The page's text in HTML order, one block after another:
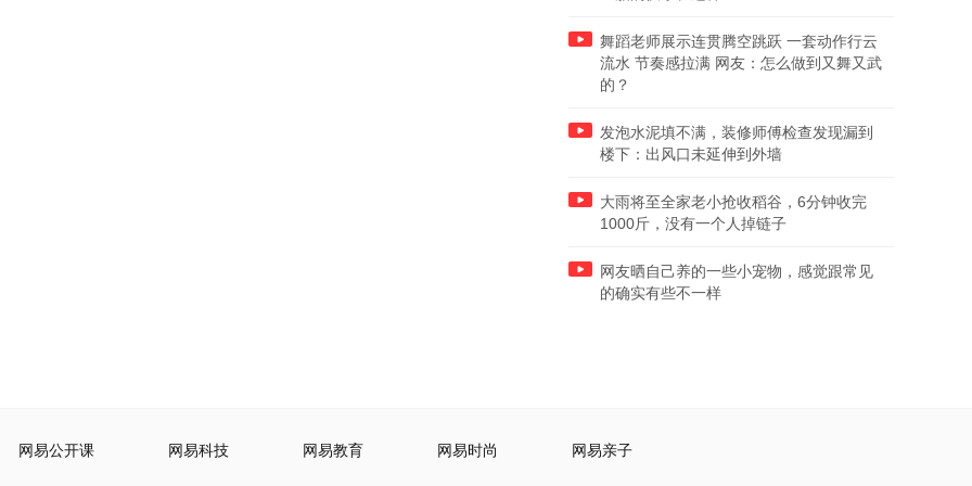
舞蹈老师展示连贯腾空跳跃 一套动作行云
流水 节奏感拉满 网友：怎么做到又舞又武
的？
发泡水泥填不满，装修师傅检查发现漏到
楼下：出风口未延伸到外墙
大雨将至全家老小抢收稻谷，6分钟收完
1000斤，没有一个人掉链子
网友晒自己养的一些小宠物，感觉跟常见
的确实有些不一样
网易公开课 网易科技 网易教育 网易时尚 网易亲子